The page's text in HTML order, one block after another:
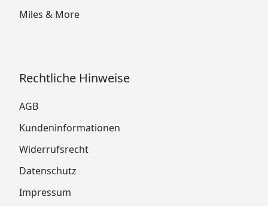
Miles & More
Rechtliche Hinweise
AGB
Kundeninformationen
Widerrufsrecht
Datenschutz
Impressum